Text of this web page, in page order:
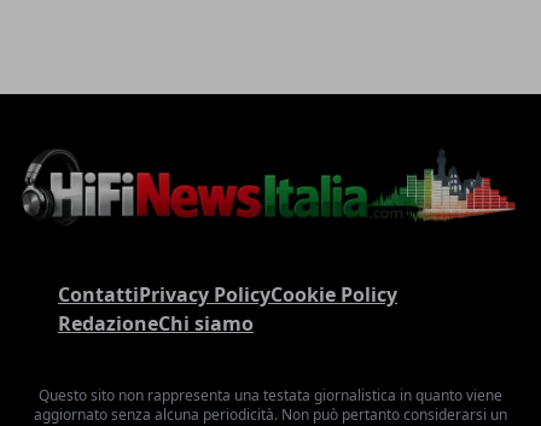
ContattiPrivacy PolicyCookie Policy
RedazioneChi siamo
Questo sito non rappresenta una testata giornalistica in quanto viene
aggiornato senza alcuna periodicità. Non può pertanto considerarsi un